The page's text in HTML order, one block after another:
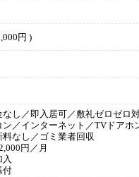
円 )
し／即入居可／敷礼ゼロゼロ
／インターネット／TVドア
なし／ゴミ業者回収
円／月
付